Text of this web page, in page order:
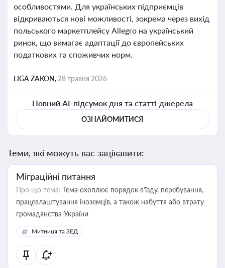
особливостями. Для українських підприємців
відкриваються нові можливості, зокрема через вихід
польського маркетплейсу Allegro на український
ринок, що вимагає адаптації до європейських
податкових та споживчих норм.
LIGA ZAKON, 28 травня 2026
Повний AI-підсумок дня та статті-джерела
ОЗНАЙОМИТИСЯ
Теми, які можуть вас зацікавити:
Міграційні питання
Про що тема: Тема охоплює порядок в’їзду, перебування,
працевлаштування іноземців, а також набуття або втрату
громадянства України
Митниця та ЗЕД